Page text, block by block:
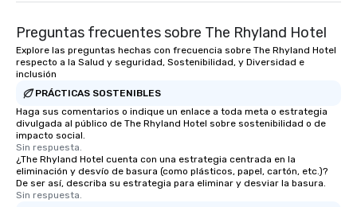
Preguntas frecuentes sobre The Rhyland Hotel
Explore las preguntas hechas con frecuencia sobre The Rhyland Hotel
respecto a la Salud y seguridad, Sostenibilidad, y Diversidad e
inclusión
PRÁCTICAS SOSTENIBLES
Haga sus comentarios o indique un enlace a toda meta o estrategia
divulgada al público de The Rhyland Hotel sobre sostenibilidad o de
impacto social.
Sin respuesta.
¿The Rhyland Hotel cuenta con una estrategia centrada en la
eliminación y desvío de basura (como plásticos, papel, cartón, etc.)?
De ser así, describa su estrategia para eliminar y desviar la basura.
Sin respuesta.